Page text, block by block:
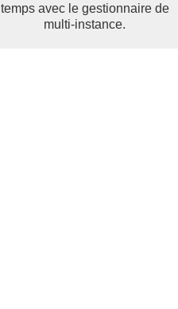
temps avec le gestionnaire de
multi-instance.